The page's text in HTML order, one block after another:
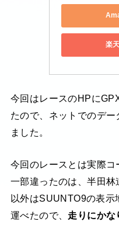
楽
今回はレースのHPに
たので、ネットでのデ
ました。
今回のレースとは実際
一部違ったのは、半田
以外はSUUNTO9の表示
運べたので、 走りにかな